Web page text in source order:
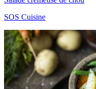
SOS Cuisine